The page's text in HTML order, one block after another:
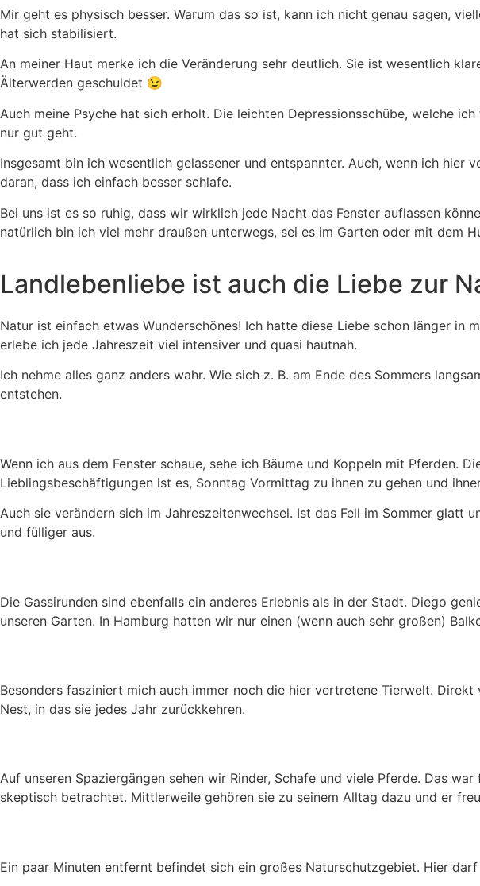
Mir geht es physisch besser. Warum das so ist, kann ich nicht genau sagen,
hat sich stabilisiert.
An meiner Haut merke ich die Veränderung sehr deutlich. Sie ist wesentlich
Älterwerden geschuldet 😉
Auch meine Psyche hat sich erholt. Die leichten Depressionsschübe, welche
nur gut geht.
Insgesamt bin ich wesentlich gelassener und entspannter. Auch, wenn ich
daran, dass ich einfach besser schlafe.
Bei uns ist es so ruhig, dass wir wirklich jede Nacht das Fenster auflassen
natürlich bin ich viel mehr draußen unterwegs, sei es im Garten oder mit dem
Landlebenliebe ist auch die Liebe zur
Natur ist einfach etwas Wunderschönes! Ich hatte diese Liebe schon länger
erlebe ich jede Jahreszeit viel intensiver und quasi hautnah.
Ich nehme alles ganz anders wahr. Wie sich z. B. am Ende des Sommers
entstehen.
Wenn ich aus dem Fenster schaue, sehe ich Bäume und Koppeln mit Pferden.
Lieblingsbeschäftigungen ist es, Sonntag Vormittag zu ihnen zu gehen und
Auch sie verändern sich im Jahreszeitenwechsel. Ist das Fell im Sommer
und fülliger aus.
Die Gassirunden sind ebenfalls ein anderes Erlebnis als in der Stadt. Diego
unseren Garten. In Hamburg hatten wir nur einen (wenn auch sehr großen)
Besonders fasziniert mich auch immer noch die hier vertretene Tierwelt.
Nest, in das sie jedes Jahr zurückkehren.
Auf unseren Spaziergängen sehen wir Rinder, Schafe und viele Pferde. Das
skeptisch betrachtet. Mittlerweile gehören sie zu seinem Alltag dazu und er
Ein paar Minuten entfernt befindet sich ein großes Naturschutzgebiet. Hier